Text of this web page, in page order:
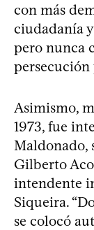
con más
ciudadanía
pero nunca
Asimismo,
1973, fue
Maldonado,
Gilberto
intendente
Siqueira.
se colocó